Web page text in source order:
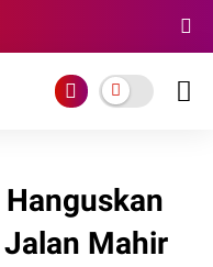
Mahir